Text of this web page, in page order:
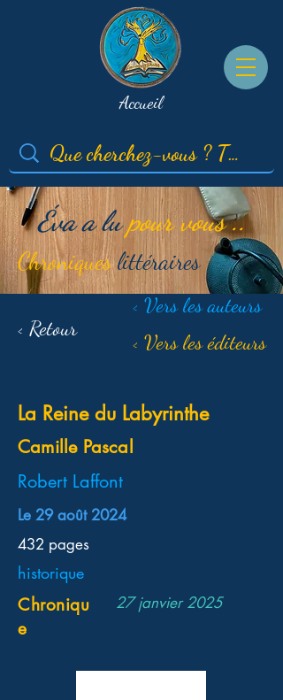
Accueil
Éva a lupour vous ..
Chroniqueslittéraires
< Retour
< Vers les auteurs
< Vers les éditeurs
La Reine du Labyrinthe
Camille Pascal
‎Robert Laffont
Le 29 août 2024
‎432 pages
historique
Chroniqu
e
27 janvier 2025